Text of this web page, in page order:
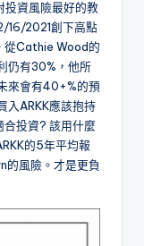
投資風險最好的教
16/2021創下高點
Cathie Wood的
仍有30%，他所
來會有40+%的預
入ARKK應該抱持
投資? 該用什麼
的5年平均報
風險。才是更負